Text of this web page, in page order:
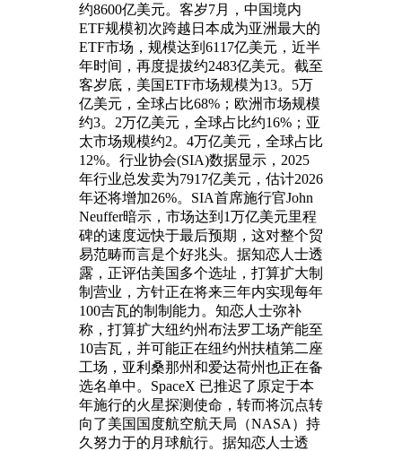
约8600亿美元。客岁7月，中国境内
ETF规模初次跨越日本成为亚洲最大的
ETF市场，规模达到6117亿美元，近半
年时间，再度提拔约2483亿美元。截至
客岁底，美国ETF市场规模为13。5万
亿美元，全球占比68%；欧洲市场规模
约3。2万亿美元，全球占比约16%；亚
太市场规模约2。4万亿美元，全球占比
12%。行业协会(SIA)数据显示，2025
年行业总发卖为7917亿美元，估计2026
年还将增加26%。SIA首席施行官John
Neuffer暗示，市场达到1万亿美元里程
碑的速度远快于最后预期，这对整个贸
易范畴而言是个好兆头。据知恋人士透
露，正评估美国多个选址，打算扩大制
制营业，方针正在将来三年内实现每年
100吉瓦的制制能力。知恋人士弥补
称，打算扩大纽约州布法罗工场产能至
10吉瓦，并可能正在纽约州扶植第二座
工场，亚利桑那州和爱达荷州也正在备
选名单中。SpaceX 已推迟了原定于本
年施行的火星探测使命，转而将沉点转
向了美国国度航空航天局（NASA）持
久努力于的月球航行。据知恋人士透